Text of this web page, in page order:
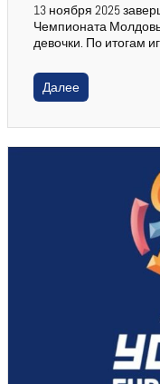
13 ноября 2025
Чемпионата Молдовы
девочки. По итогам
Далее